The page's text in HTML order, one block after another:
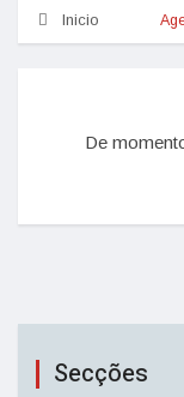
Inicio
De
Secções